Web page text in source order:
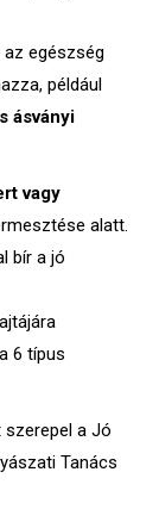
egészség
például
ásványi
vagy
alatt.
bír a jó
6 típus
a Jó
Tanács